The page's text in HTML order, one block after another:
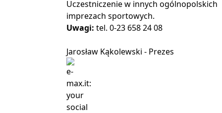
Uczestniczenie w innych ogólnopolskich
imprezach sportowych.
Uwagi: tel. 0-23 658 24 08
Jarosław Kąkolewski - Prezes